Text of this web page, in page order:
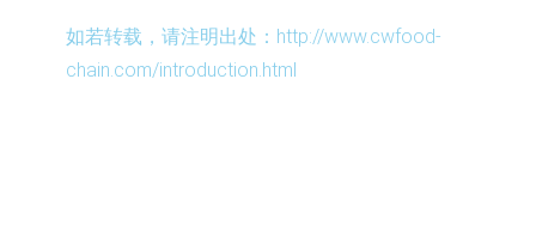
如若转载，请注明出处：http://www.cwfood-
chain.com/introduction.html